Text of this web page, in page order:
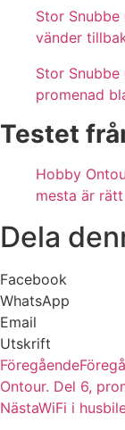
Stor
vänder
Stor
promenad
Testet
Hobby
mesta är rätt
Dela
Facebook
WhatsApp
Email
Utskrift
Föregående
Ontour. Del 6,
NästaWiFi i